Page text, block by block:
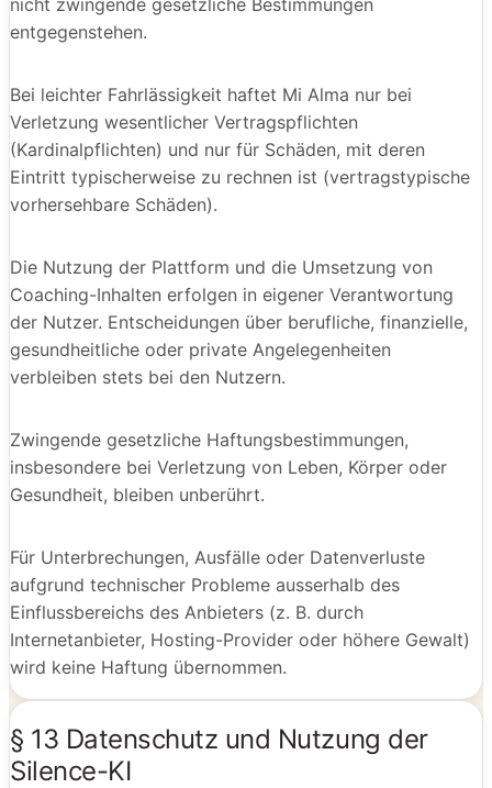
entgegenstehen.
Bei leichter Fahrlässigkeit haftet Mi Alma nur bei
Verletzung wesentlicher Vertragspflichten
(Kardinalpflichten) und nur für Schäden, mit deren
Eintritt typischerweise zu rechnen ist (vertragstypische
vorhersehbare Schäden).
Die Nutzung der Plattform und die Umsetzung von
Coaching-Inhalten erfolgen in eigener Verantwortung
der Nutzer. Entscheidungen über berufliche, finanzielle,
gesundheitliche oder private Angelegenheiten
verbleiben stets bei den Nutzern.
Zwingende gesetzliche Haftungsbestimmungen,
insbesondere bei Verletzung von Leben, Körper oder
Gesundheit, bleiben unberührt.
Für Unterbrechungen, Ausfälle oder Datenverluste
aufgrund technischer Probleme ausserhalb des
Einflussbereichs des Anbieters (z. B. durch
Internetanbieter, Hosting-Provider oder höhere Gewalt)
wird keine Haftung übernommen.
§ 13 Datenschutz und Nutzung der
Silence-KI